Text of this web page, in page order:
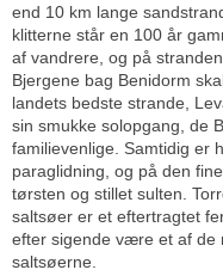
end 10 km lange
klitterne står en 100 år
af vandrere, og på
Bjergene bag Benidorm
landets bedste strande,
sin smukke solopgang, de
familievenlige. Samtidig er
paraglidning, og på den
tørsten og stillet sulten.
saltsøer er et eftertragtet
efter sigende være et af de
saltsøerne.